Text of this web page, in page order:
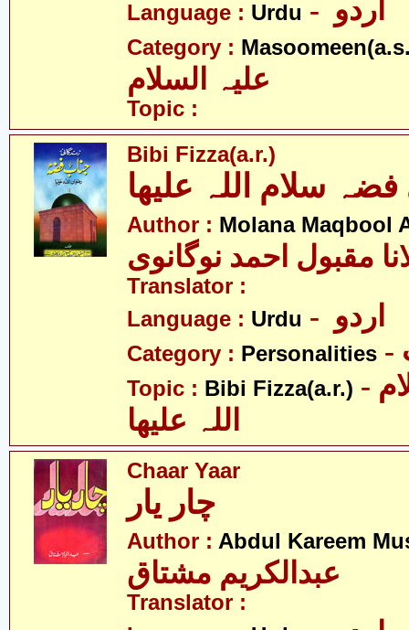
Language : Urdu
Category :
Topic :
Bibi Fizza(a.r.)
سلام اللہ علیھا
Author : Molana Maqbool
مقبول احمد نوگانوی
Translator :
Language : Urdu
Category : Personalities
Topic : Bibi Fizza(a.r.) - بی بی فضہ سلام
اللہ علیھا
Chaar Yaar
چار یار
Author : Abdul Kareem
عبدالکریم مشتاق
Translator :